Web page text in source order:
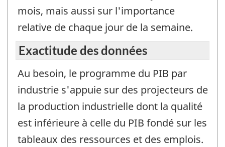
mois, mais aussi sur l'importance
relative de chaque jour de la semaine.
Exactitude des données
Au besoin, le programme du PIB par
industrie s'appuie sur des projecteurs de
la production industrielle dont la qualité
est inférieure à celle du PIB fondé sur les
tableaux des ressources et des emplois.